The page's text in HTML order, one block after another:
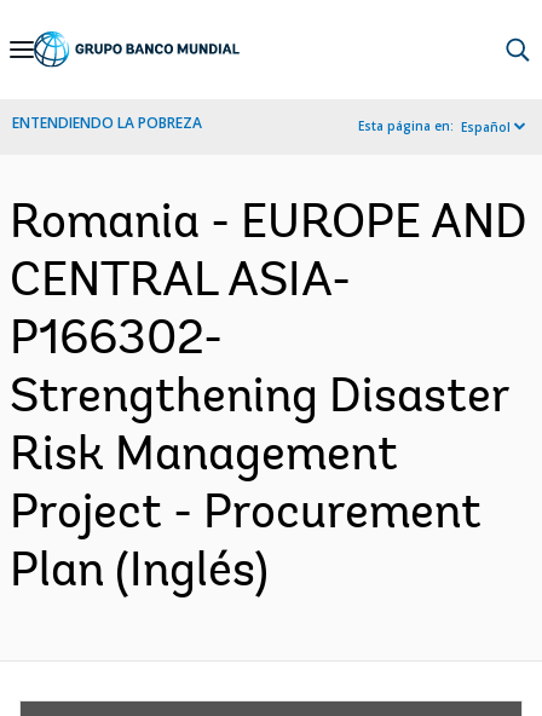
Skip
Navigation
ENTENDIENDO LA POBREZA Esta página en: Español
Romania - EUROPE AND
CENTRAL ASIA-
P166302-
Strengthening Disaster
Risk Management
Project - Procurement
Plan (Inglés)